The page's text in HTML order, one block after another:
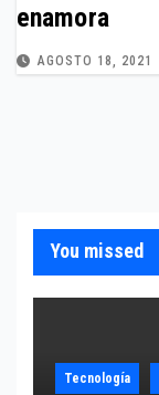
enamora
AGOSTO 18, 2021
You missed
Tecnología